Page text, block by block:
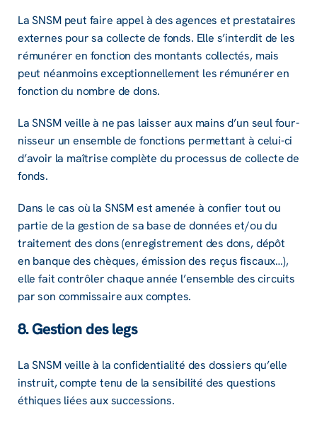
La SNSM peut faire appel à des agences et pres­ta­taires
externes pour sa collecte de fonds. Elle s’in­ter­dit de les
rému­né­rer en fonc­tion des montants collec­tés, mais
peut néan­moins excep­tion­nel­le­ment les rému­né­rer en
fonc­tion du nombre de dons.
La SNSM veille à ne pas lais­ser aux mains d’un seul four­
nis­seur un ensemble de fonc­tions permet­tant à celui-ci
d’avoir la maîtrise complète du proces­sus de collecte de
fonds.
Dans le cas où la SNSM est amenée à confier tout ou
partie de la gestion de sa base de données et/ou du
trai­te­ment des dons (enre­gis­tre­ment des dons, dépôt
en banque des chèques, émis­sion des reçus fiscaux…),
elle fait contrô­ler chaque année l’en­semble des circuits
par son commis­saire aux comptes.
8. Gestion des legs
La SNSM veille à la confi­den­tia­lité des dossiers qu’elle
instruit, compte tenu de la sensi­bi­lité des ques­tions
éthiques liées aux succes­sions.